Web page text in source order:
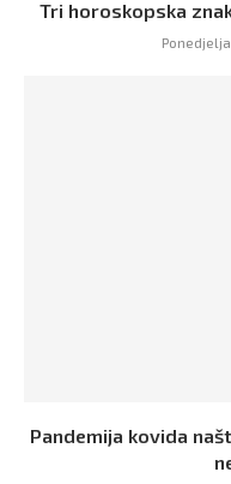
Tri horoskopska
Pandemija kovida